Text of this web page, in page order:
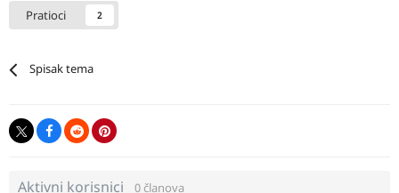
Pratioci 2
Spisak tema
Aktivni korisnici 0 članova